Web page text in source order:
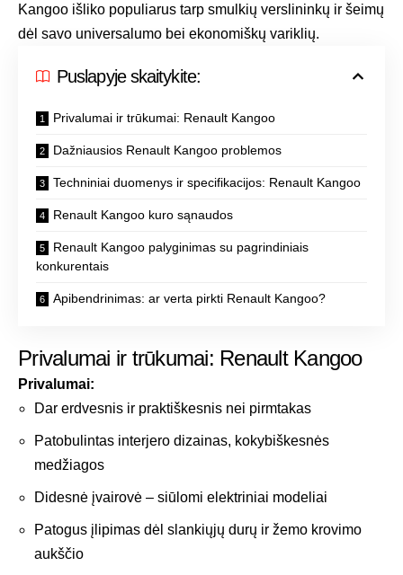
Kangoo išliko populiarus tarp smulkių verslininkų ir šeimų
dėl savo universalumo bei ekonomiškų variklių.
Puslapyje skaitykite:
Privalumai ir trūkumai: Renault Kangoo
Dažniausios Renault Kangoo problemos
Techniniai duomenys ir specifikacijos: Renault Kangoo
Renault Kangoo kuro sąnaudos
Renault Kangoo palyginimas su pagrindiniais
konkurentais
Apibendrinimas: ar verta pirkti Renault Kangoo?
Privalumai ir trūkumai: Renault Kangoo
Privalumai:
Dar erdvesnis ir praktiškesnis nei pirmtakas
Patobulintas interjero dizainas, kokybiškesnės
medžiagos
Didesnė įvairovė – siūlomi elektriniai modeliai
Patogus įlipimas dėl slankiųjų durų ir žemo krovimo
aukščio